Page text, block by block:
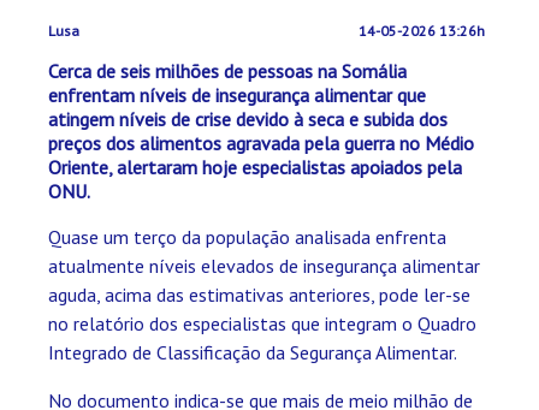
Lusa 14-05-2026 13:26h
Cerca de seis milhões de pessoas na Somália
enfrentam níveis de insegurança alimentar que
atingem níveis de crise devido à seca e subida dos
preços dos alimentos agravada pela guerra no Médio
Oriente, alertaram hoje especialistas apoiados pela
ONU.
Quase um terço da população analisada enfrenta
atualmente níveis elevados de insegurança alimentar
aguda, acima das estimativas anteriores, pode ler-se
no relatório dos especialistas que integram o Quadro
Integrado de Classificação da Segurança Alimentar.
No documento indica-se que mais de meio milhão de